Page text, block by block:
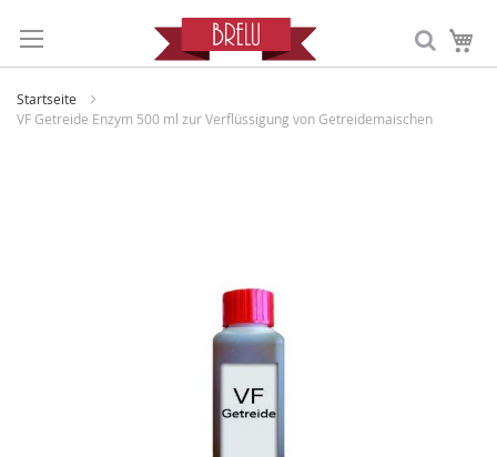
Startseite
VF Getreide Enzym 500 ml zur Verflüssigung von Getreidemaischen